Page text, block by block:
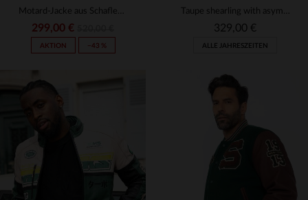
VERFÜGBARE GRÖSSEN
Motard-Jacke aus Schafleder: GARY SHEEP CROWN Khaki mit McQueen-Touch.
299,00 €
AKTION −43 %
VERFÜGBARE GRÖSSEN
Taupe shearling with asymmetric zip and fox fur-trimmed hood for winter elegance.
329,00 €
ALLE JAHRESZEITEN